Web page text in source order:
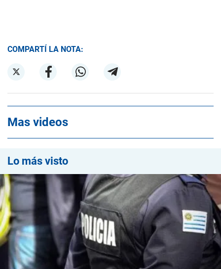
COMPARTÍ LA NOTA:
Mas videos
Lo más visto